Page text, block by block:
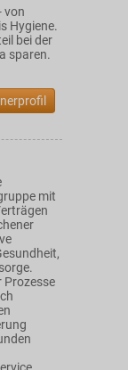
von
Hygiene.
bei der
sparen.
mit
Prozesse